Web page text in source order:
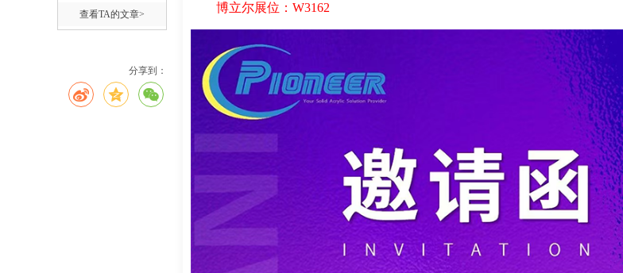
查看TA的文章>
分享到：
博立尔展位：W3162